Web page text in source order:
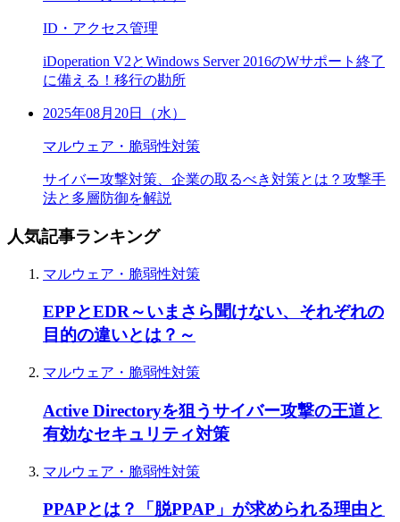
ID・アクセス管理
iDoperation V2とWindows Server 2016のWサポート終了
に備える！移行の勘所
2025年08月20日（水）
マルウェア・脆弱性対策
サイバー攻撃対策、企業の取るべき対策とは？攻撃手
法と多層防御を解説
人気記事ランキング
マルウェア・脆弱性対策
EPPとEDR～いまさら聞けない、それぞれの
目的の違いとは？～
マルウェア・脆弱性対策
Active Directoryを狙うサイバー攻撃の王道と
有効なセキュリティ対策
マルウェア・脆弱性対策
PPAPとは？「脱PPAP」が求められる理由と